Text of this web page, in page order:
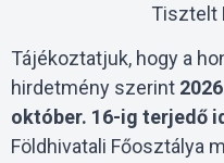
Tisztelt
Tájékoztatjuk, hogy a
hirdetmény szerint
október. 16-ig terjedő
Földhivatali Főosztálya